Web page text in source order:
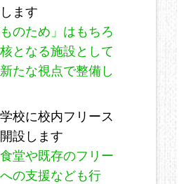
ます
ものため」はもちろ
となる施設として
たな視点で整備し
校に校内フリース
設します
堂や既存のフリー
の支援なども行